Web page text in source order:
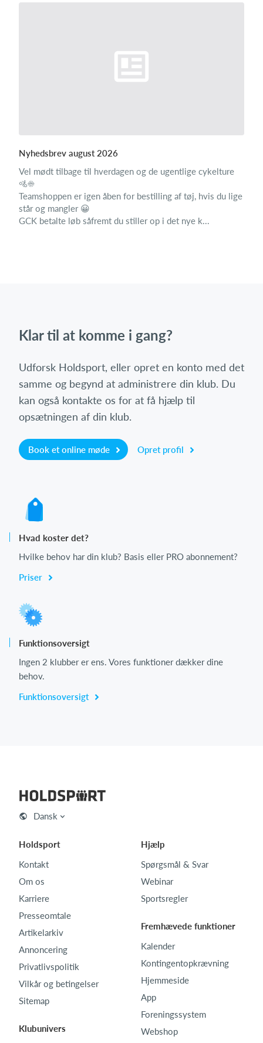
Nyhedsbrev august 2026
Vel mødt tilbage til hverdagen og de ugentlige cykelture
🚵☀️
Teamshoppen er igen åben for bestilling af tøj, hvis du lige
står og mangler 😀
GCK betalte løb såfremt du stiller op i det nye k...
Klar til at komme i gang?
Udforsk Holdsport, eller opret en konto med det
samme og begynd at administrere din klub. Du
kan også kontakte os for at få hjælp til
opsætningen af din klub.
Book et online møde Opret profil
Hvad koster det?
Hvilke behov har din klub? Basis eller PRO abonnement?
Priser
Funktionsoversigt
Ingen 2 klubber er ens. Vores funktioner dækker dine
behov.
Funktionsoversigt
Dansk
Holdsport
Kontakt
Om os
Karriere
Presseomtale
Artikelarkiv
Annoncering
Privatlivspolitik
Vilkår og betingelser
Sitemap
Klubunivers
Hjælp
Spørgsmål & Svar
Webinar
Sportsregler
Fremhævede funktioner
Kalender
Kontingentopkrævning
Hjemmeside
App
Foreningssystem
Webshop